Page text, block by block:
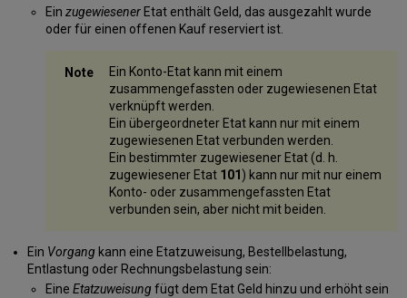
Ein zugewiesenerEtat enthält Geld, das ausgezahlt wurde
oder für einen offenen Kauf reserviert ist.
Ein Konto-Etat kann mit einem
zusammengefassten oder zugewiesenen Etat
verknüpft werden.
Ein übergeordneter Etat kann nur mit einem
zugewiesenen Etat verbunden werden.
Ein bestimmter zugewiesener Etat (d. h.
zugewiesener Etat 101) kann nur mit nur einem
Konto- oder zusammengefassten Etat
verbunden sein, aber nicht mit beiden.
Ein Vorgangkann eine Etatzuweisung, Bestellbelastung,
Entlastung oder Rechnungsbelastung sein:
Eine Etatzuweisungfügt dem Etat Geld hinzu und erhöht sein